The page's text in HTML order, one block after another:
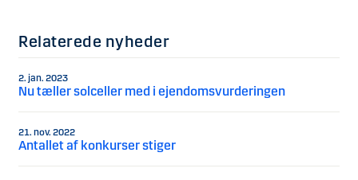
Relaterede nyheder
2. jan. 2023
Nu tæller solceller med i ejendomsvurderingen
21. nov. 2022
Antallet af konkurser stiger